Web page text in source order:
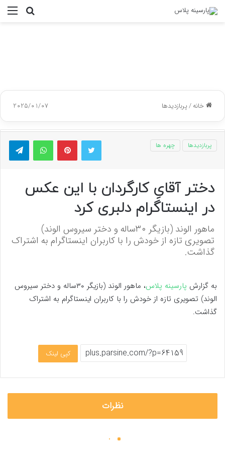
جستجو
خانه/پربازدیدها 2025/01/07
توییتر پینتریستواتس آپ
پربازدیدها چهره ها
دختر آقایِ کارگردان با این عکس
در اینستاگرام دلبری کرد
ماهور الوند (بازیگر ۳۰ساله و دختر سیروس الوند)
تصویری تازه از خودش را با کاربران اینستاگرام به اشتراک
گذاشت.
به گزارش پارسینه پلاس
، ماهور الوند (بازیگر ۳۰ساله و دختر سیروس
الوند) تصویری تازه از خودش را با کاربران اینستاگرام به اشتراک
گذاشت.
کپی لینک
نظرات